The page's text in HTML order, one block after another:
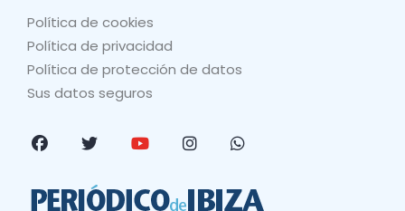
Política de cookies
Política de privacidad
Política de protección de datos
Sus datos seguros